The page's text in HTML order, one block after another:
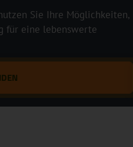
Sie Ihre Möglichkeiten,
für eine lebenswerte